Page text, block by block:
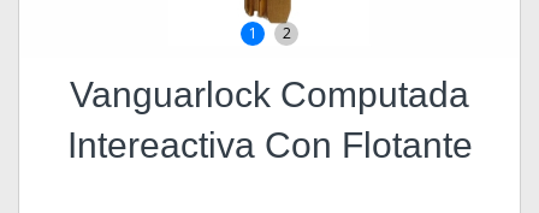
1 2
Vanguarlock Computada
Intereactiva Con Flotante